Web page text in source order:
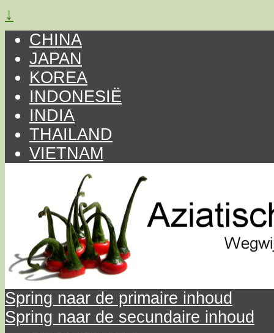
↓
CHINA
JAPAN
KOREA
INDONESIË
INDIA
THAILAND
VIETNAM
Spring naar de primaire inhoud
Spring naar de secundaire inhoud